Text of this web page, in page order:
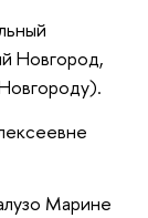
Новгород,
Марине